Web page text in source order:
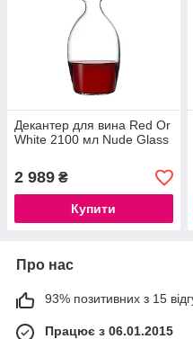
Декантер для вина Red Or
White 2100 мл Nude Glass
2 989 ₴
Купити
Про нас
93% позитивних з 15
Працює з 06.01.2015